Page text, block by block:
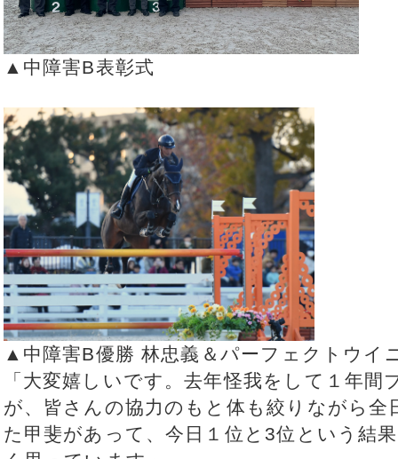
▲中障害B表彰式
▲中障害B優勝 林忠義＆パーフェクトウイ
「大変嬉しいです。去年怪我をして１年
が、皆さんの協力のもと体も絞りながら全
た甲斐があって、今日１位と3位という結